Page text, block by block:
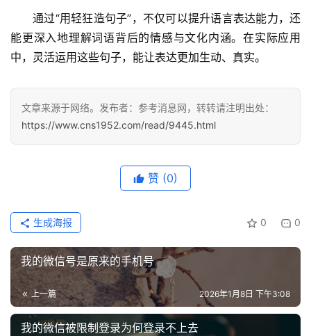
专
题
列
快
面
投稿
通过“用轻狂造句子”，不仅可以提升语言表达能力，还
能更深入地理解词语背后的情感与文化内涵。在实际应用
中，灵活运用这些句子，能让表达更加生动、真实。
文章来源于网络。发布者：参考消息网，转转请注明出处：
https://www.cns1952.com/read/9445.html
赞 (0)
0 0
生成海报
我的微信号是原来的手机号
上一篇 2026年1月8日 下午3:08
我的微信被限制登录为何登录不上去